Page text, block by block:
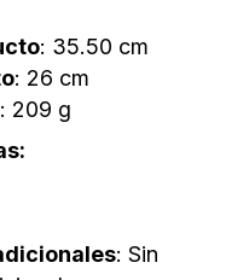
: 35.50 cm
: 26 cm
: 209 g
: Sin